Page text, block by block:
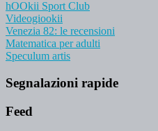
hOOkii Sport Club
Videogiookii
Venezia 82: le recensioni
Matematica per adulti
Speculum artis
Segnalazioni rapide
Feed